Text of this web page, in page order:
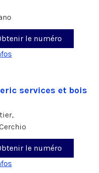
le numéro
services et bois
le numéro